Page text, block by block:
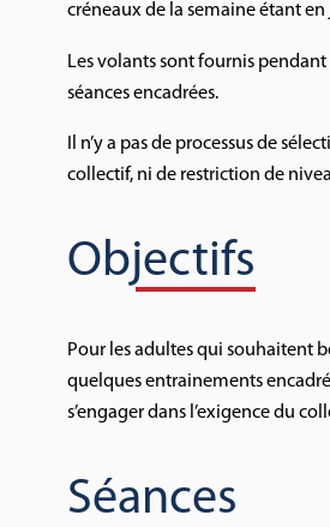
créneaux de la semaine étant en
Les volants sont fournis pendant
séances encadrées.
Il n’y a pas de processus de
collectif, ni de restriction de
Objectifs
Pour les adultes qui souhaitent
quelques entrainements
s’engager dans l’exigence du
Séances